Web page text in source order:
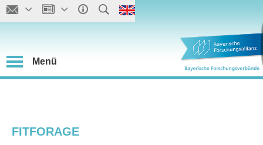
Menü
FITFORAGE